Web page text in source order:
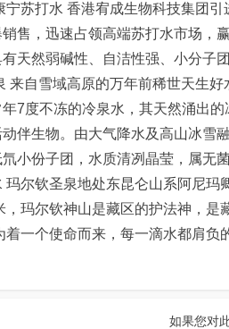
苏打水 香港宥成生物科技集团
售，迅速占领高端苏打水市场，
天然弱碱性、自洁性强、小分子
来自雪域高原的万年前稀世天生
7度不冻的冷泉水，其天然涌出
伴生物。由大气降水及高山冰雪
小份子团，水质清冽晶莹，属无
尔钦圣泉地处东昆仑山系阿尼玛
玛尔钦神山是藏区的护法神，
一个使命而来，每一滴水都肩负
如果您对